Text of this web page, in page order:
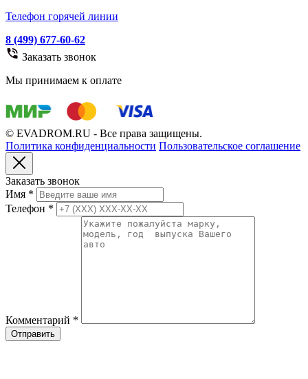
Телефон горячей линии
8 (499) 677-60-62
Заказать звонок
Мы принимаем к оплате
© EVADROM.RU - Все права защищены.
Политика конфиденциальности Пользовательское соглашение
Заказать звонок
Имя *
Телефон *
Комментарий *
Отправить